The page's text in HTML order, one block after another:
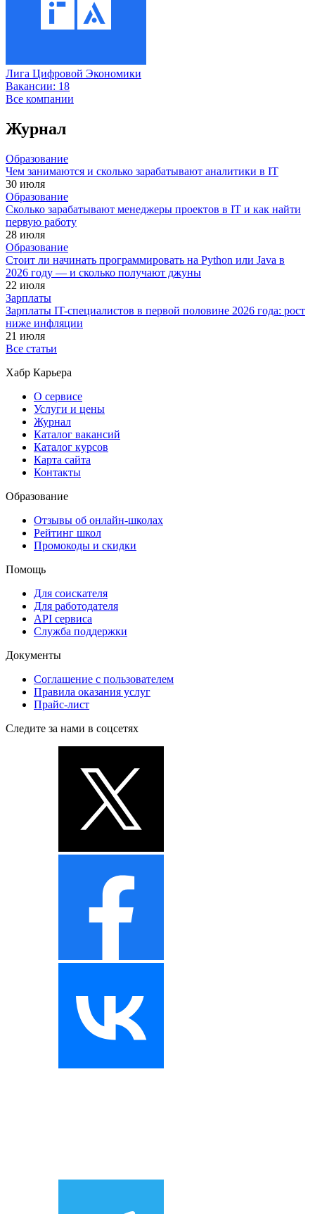
Лига Цифровой Экономики
Вакансии: 18
Все компании
Журнал
Образование
Чем занимаются и сколько зарабатывают аналитики в IT
30 июля
Образование
Сколько зарабатывают менеджеры проектов в IT и как найти
первую работу
28 июля
Образование
Стоит ли начинать программировать на Python или Java в
2026 году — и сколько получают джуны
22 июля
Зарплаты
Зарплаты IT-специалистов в первой половине 2026 года: рост
ниже инфляции
21 июля
Все статьи
Хабр Карьера
О сервисе
Услуги и цены
Журнал
Каталог вакансий
Каталог курсов
Карта сайта
Контакты
Образование
Отзывы об онлайн-школах
Рейтинг школ
Промокоды и скидки
Помощь
Для соискателя
Для работодателя
API сервиса
Служба поддержки
Документы
Соглашение с пользователем
Правила оказания услуг
Прайс-лист
Следите за нами в соцсетях